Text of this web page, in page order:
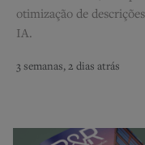
otimização de
IA.
3 semanas, 2 dias atrás